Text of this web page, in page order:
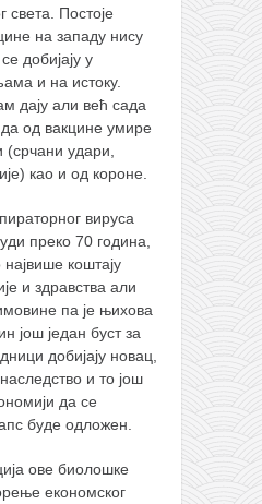
света. Постоје
на западу нису
добијају у
и на истоку.
дају али већ сада
од вакцине умире
удари,
као и од короне.
вируса
преко 70 година,
коштају
и здравства али
па је њихова
још један буст за
добијају новац,
и то још
да се
буде одложен.
ове биолошке
економског